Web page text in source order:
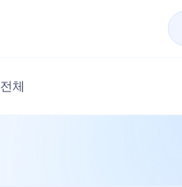
전체